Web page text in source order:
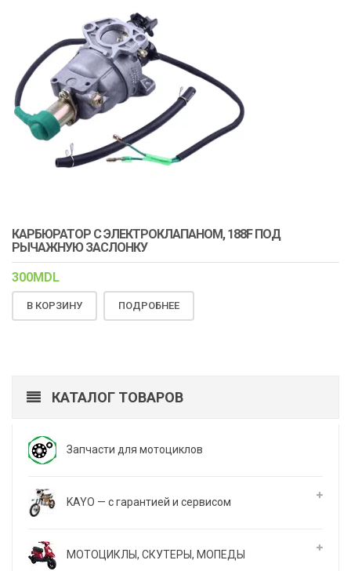
КАРБЮРАТОР С ЭЛЕКТРОКЛАПАНОМ, 188F ПОД
РЫЧАЖНУЮ ЗАСЛОНКУ
300MDL
В КОРЗИНУ ПОДРОБНЕЕ
КАТАЛОГ ТОВАРОВ
Запчасти для мотоциклов
KAYO — с гарантией и сервисом
МОТОЦИКЛЫ, СКУТЕРЫ, МОПЕДЫ